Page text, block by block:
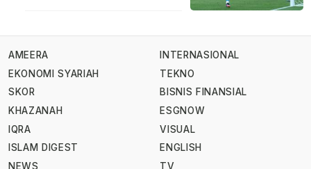
AMEERA
EKONOMI SYARIAH
SKOR
KHAZANAH
IQRA
ISLAM DIGEST
NEWS
INTERNASIONAL
TEKNO
BISNIS FINANSIAL
ESGNOW
VISUAL
ENGLISH
TV